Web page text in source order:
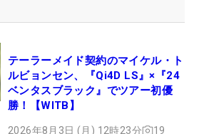
テーラーメイド契約のマイケル・ト
ルビョンセン、『Qi4D LS』×『24
ベンタスブラック』でツアー初優
勝！【WITB】
2026年8月3日 (月) 12時23分 19